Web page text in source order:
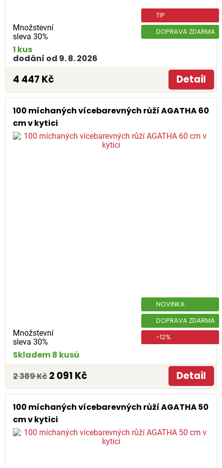
Množstevní
sleva 30%
TIP
DOPRAVA ZDARMA
1 kus
dodání od 9. 8. 2026
4 447 Kč Detail
100 míchaných vícebarevných růží AGATHA 60
cm v kytici
Množstevní
sleva 30%
NOVINKA
DOPRAVA ZDARMA
-12%
Skladem 8 kusů
2 389 Kč 2 091 Kč Detail
100 míchaných vícebarevných růží AGATHA 50
cm v kytici